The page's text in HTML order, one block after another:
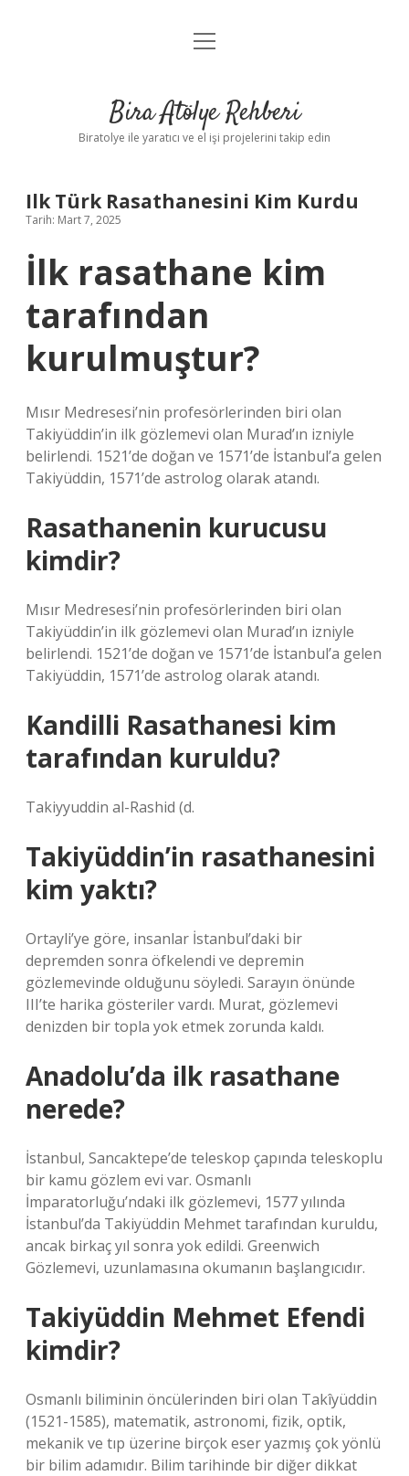
Anasayfa
Yasal Uyarı
menüyü
Bira Atölye Rehberi
Biratolye ile yaratıcı ve el işi projelerini takip edin
Ilk Türk Rasathanesini Kim Kurdu
Tarih: Mart 7, 2025
İlk rasathane kim
tarafından
kurulmuştur?
Mısır Medresesi’nin profesörlerinden biri olan
Takiyüddin’in ilk gözlemevi olan Murad’ın izniyle
belirlendi. 1521’de doğan ve 1571’de İstanbul’a gelen
Takiyüddin, 1571’de astrolog olarak atandı.
Rasathanenin kurucusu
kimdir?
Mısır Medresesi’nin profesörlerinden biri olan
Takiyüddin’in ilk gözlemevi olan Murad’ın izniyle
belirlendi. 1521’de doğan ve 1571’de İstanbul’a gelen
Takiyüddin, 1571’de astrolog olarak atandı.
Kandilli Rasathanesi kim
tarafından kuruldu?
Takiyyuddin al-Rashid (d.
Takiyüddin’in rasathanesini
kim yaktı?
Ortayli’ye göre, insanlar İstanbul’daki bir
depremden sonra öfkelendi ve depremin
gözlemevinde olduğunu söyledi. Sarayın önünde
III’te harika gösteriler vardı. Murat, gözlemevi
denizden bir topla yok etmek zorunda kaldı.
Anadolu’da ilk rasathane
nerede?
İstanbul, Sancaktepe’de teleskop çapında teleskoplu
bir kamu gözlem evi var. Osmanlı
İmparatorluğu’ndaki ilk gözlemevi, 1577 yılında
İstanbul’da Takiyüddin Mehmet tarafından kuruldu,
ancak birkaç yıl sonra yok edildi. Greenwich
Gözlemevi, uzunlamasına okumanın başlangıcıdır.
Takiyüddin Mehmet Efendi
kimdir?
Osmanlı biliminin öncülerinden biri olan Takîyüddin
(1521-1585), matematik, astronomi, fizik, optik,
mekanik ve tıp üzerine birçok eser yazmış çok yönlü
bir bilim adamıdır. Bilim tarihinde bir diğer dikkat